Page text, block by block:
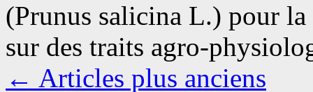
(Prunus salicina L.) pour la
sur des traits agro-
← Articles plus anciens